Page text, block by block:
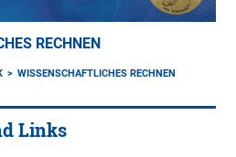
RECHNEN
WISSENSCHAFTLICHES RECHNEN
Links